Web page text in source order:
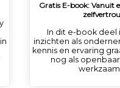
Gratis E-book: Vanuit
In dit e-book deel
inzichten als
kennis en ervaring
nog als
werkzaam